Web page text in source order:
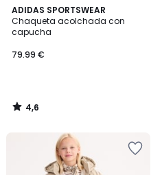
ADIDAS SPORTSWEAR
Chaqueta acolchada con
capucha
79.99 €
4,6
/ 5
4,6
/